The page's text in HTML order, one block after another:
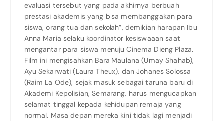
evaluasi tersebut yang pada akhirnya berbuah
prestasi akademis yang bisa membanggakan para
siswa, orang tua dan sekolah”, demikian harapan Ibu
Anna Maria selaku koordinator kesiswaaan saat
mengantar para siswa menuju Cinema Dieng Plaza.
Film ini mengisahkan Bara Maulana (Umay Shahab),
Ayu Sekarwati (Laura Theux), dan Johanes Solossa
(Raim La Ode), sejak masuk sebagai taruna baru di
Akademi Kepolisian, Semarang, harus mengucapkan
selamat tinggal kepada kehidupan remaja yang
normal. Masa depan mereka kini tidak lagi menjadi